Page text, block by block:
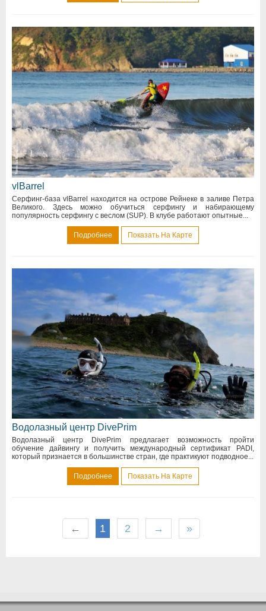
vlBarrel
Серфинг-база vlBarrel находится на острове Рейнеке в заливе Петра
Великого. Здесь можно обучиться серфингу и набирающему
популярность серфингу с веслом (SUP). В клубе работают опытные...
Подробнее Показать На Карте
Водолазный центр DivePrim
Водолазный центр DivePrim предлагает возможность пройти
обучение дайвингу и получить международный сертификат PADI,
который признается в большинстве стран, где практикуют подводное...
Подробнее Показать На Карте
← 1 2 → »